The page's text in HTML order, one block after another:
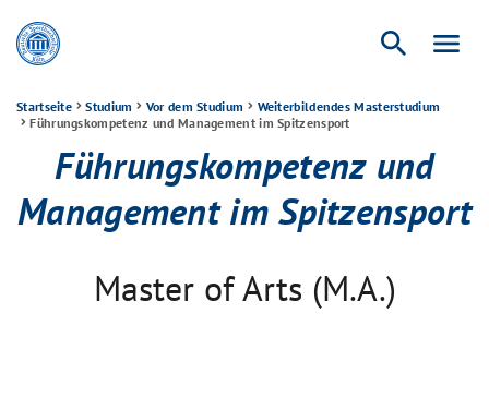
search menu
Startseite Studium Vor dem Studium
Weiterbildendes Master­studium
Führungskompetenz und Management im Spitzensport
Führungskompetenz und
Management im Spitzensport
Master of Arts (M.A.)